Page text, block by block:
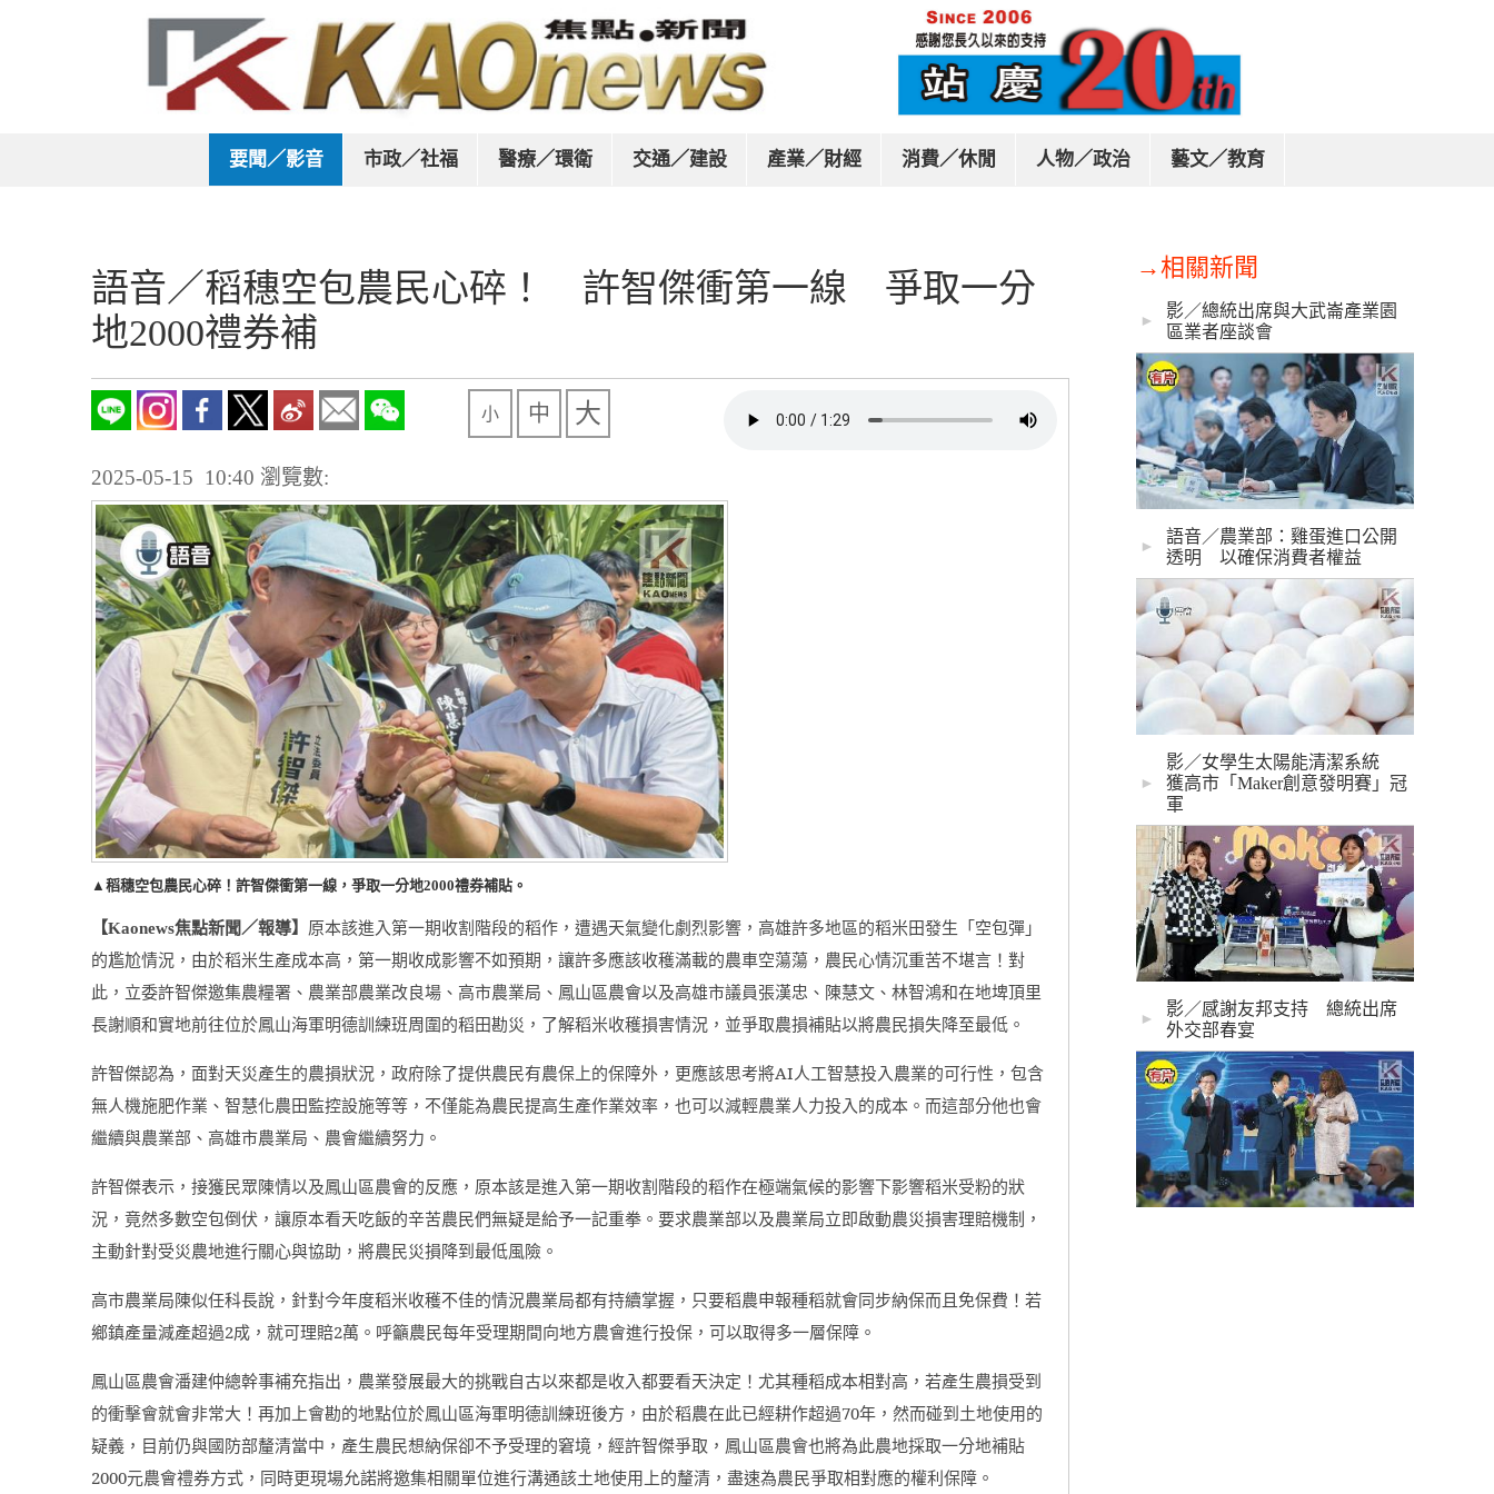
要聞／影音 市政／社福 醫療／環衛 交通／建設 產業／財經 消費／休閒 人物／政治 藝文／教育
語音／稻穗空包農民心碎！ 許智傑衝第一線 爭取一分
地2000禮券補
小 中 大
2025-05-15 10:40 瀏覽數:
▲稻穗空包農民心碎！許智傑衝第一線，爭取一分地2000禮券補貼。
【Kaonews焦點新聞／報導】 原本該進入第一期收割階段的稻作，遭遇天氣變化劇烈影響，高雄許多地區的稻米田發生「空包彈」
的尷尬情況，由於稻米生產成本高，第一期收成影響不如預期，讓許多應該收穫滿載的農車空蕩蕩，農民心情沉重苦不堪言！對
此，立委許智傑邀集農糧署、農業部農業改良場、高市農業局、鳳山區農會以及高雄市議員張漢忠、陳慧文、林智鴻和在地埤頂里
長謝順和實地前往位於鳳山海軍明德訓練班周圍的稻田勘災，了解稻米收穫損害情況，並爭取農損補貼以將農民損失降至最低。
許智傑認為，面對天災產生的農損狀況，政府除了提供農民有農保上的保障外，更應該思考將AI人工智慧投入農業的可行性，包含
無人機施肥作業、智慧化農田監控設施等等，不僅能為農民提高生產作業效率，也可以減輕農業人力投入的成本。而這部分他也會
繼續與農業部、高雄市農業局、農會繼續努力。
許智傑表示，接獲民眾陳情以及鳳山區農會的反應，原本該是進入第一期收割階段的稻作在極端氣候的影響下影響稻米受粉的狀
況，竟然多數空包倒伏，讓原本看天吃飯的辛苦農民們無疑是給予一記重拳。要求農業部以及農業局立即啟動農災損害理賠機制，
主動針對受災農地進行關心與協助，將農民災損降到最低風險。
高市農業局陳似任科長說，針對今年度稻米收穫不佳的情況農業局都有持續掌握，只要稻農申報種稻就會同步納保而且免保費！若
鄉鎮產量減產超過2成，就可理賠2萬。呼籲農民每年受理期間向地方農會進行投保，可以取得多一層保障。
鳳山區農會潘建仲總幹事補充指出，農業發展最大的挑戰自古以來都是收入都要看天決定！尤其種稻成本相對高，若產生農損受到
的衝擊會就會非常大！再加上會勘的地點位於鳳山區海軍明德訓練班後方，由於稻農在此已經耕作超過70年，然而碰到土地使用的
疑義，目前仍與國防部釐清當中，產生農民想納保卻不予受理的窘境，經許智傑爭取，鳳山區農會也將為此農地採取一分地補貼
2000元農會禮券方式，同時更現場允諾將邀集相關單位進行溝通該土地使用上的釐清，盡速為農民爭取相對應的權利保障。
→相關新聞
►
影／總統出席與大武崙產業園
區業者座談會
►
語音／農業部：雞蛋進口公開
透明 以確保消費者權益
►
影／女學生太陽能清潔系統
獲高市「Maker創意發明賽」冠
軍
►
影／感謝友邦支持 總統出席
外交部春宴